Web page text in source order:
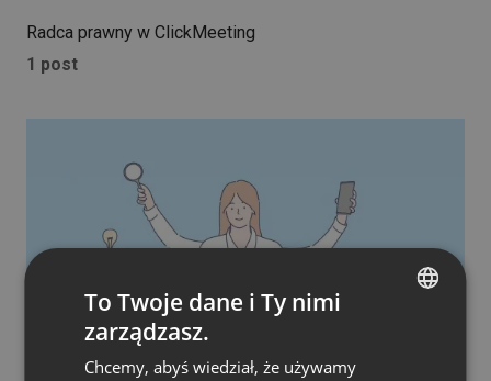
Radca prawny w ClickMeeting
1 post
KURSY I SZKOLENIAPIERWSZE KROKI FRENCH
To Twoje dane i Ty nimi
zarządzasz.
Chcemy, abyś wiedział, że używamy